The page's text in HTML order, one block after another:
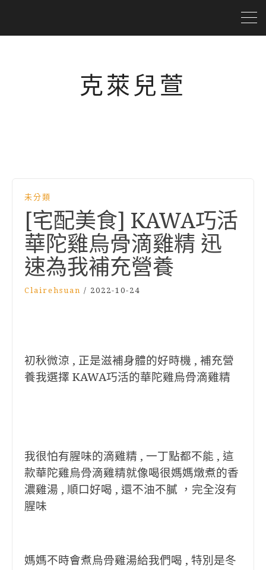
克萊兒萱
未分類
[宅配美食] KAWA巧活
華陀雞烏骨滴雞精 迅
速為我補充營養
Clairehsuan / 2022-10-24
初秋微涼 , 正是滋補身體的好時機 , 補充營
養我選擇 KAWA巧活的華陀雞烏骨滴雞精
我很怕有腥味的滴雞精 , 一丁點都不能 , 這
款華陀雞烏骨滴雞精就像喝很媽媽燉煮的香
濃雞湯 , 順口好喝 , 還不油不膩 ，完全沒有
腥味
媽媽不時會煮烏骨雞湯給我們喝 , 特別是冬